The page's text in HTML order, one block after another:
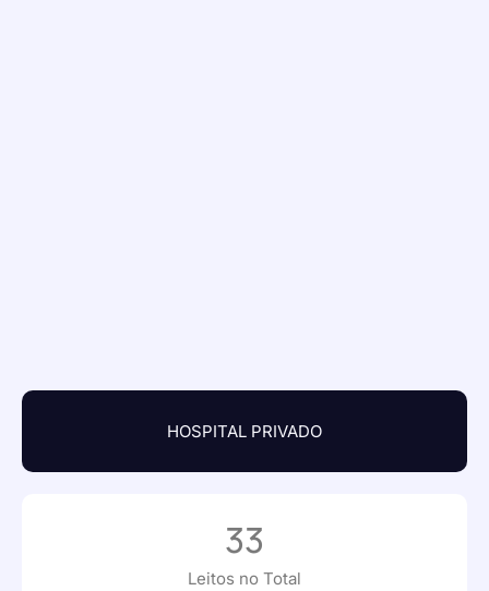
HOSPITAL PRIVADO
Leitos no Total
33